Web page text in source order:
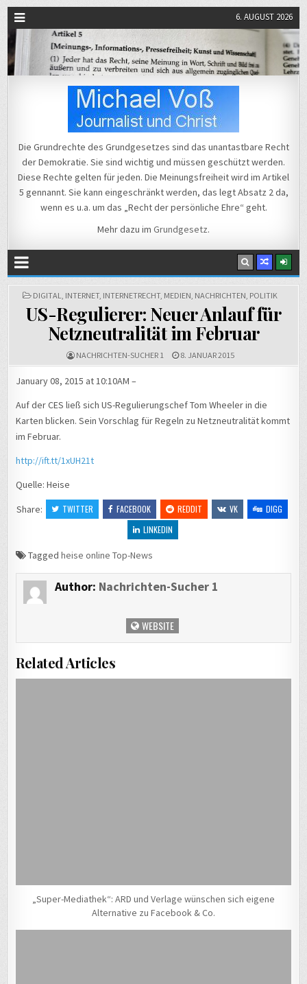
6. AUGUST 2026
Michael Voß
Die Grundrechte des Grundgesetzes sind das unantastbare Recht
der Demokratie. Sie sind wichtig und müssen geschützt werden.
Diese Rechte gelten für jeden. Die Meinungsfreiheit wird im Artikel
5 gennannt. Sie kann eingeschränkt werden, das legt Absatz 2 da,
wenn es u.a. um das „Recht der persönliche Ehre“ geht.
Mehr dazu im Grundgesetz.
POSTED
DIGITAL, INTERNET, INTERNETRECHT, MEDIEN, NACHRICHTEN, POLITIK
US-Regulierer: Neuer Anlauf für
Netzneutralität im Februar
NACHRICHTEN-SUCHER 1 8. JANUAR 2015
January 08, 2015 at 10:10AM –
Auf der CES ließ sich US-Regulierungschef Tom Wheeler in die
Karten blicken. Sein Vorschlag für Regeln zu Netzneutralität kommt
im Februar.
http://ift.tt/1xUH21t
Quelle: Heise
Share:
TWITTER FACEBOOK REDDIT VK
DIGG
LINKEDIN
Taggedheise online Top-News
Author: Nachrichten-Sucher 1
WEBSITE
Related Articles
„Super-Mediathek“: ARD und Verlage wünschen sich eigene
Alternative zu Facebook & Co.